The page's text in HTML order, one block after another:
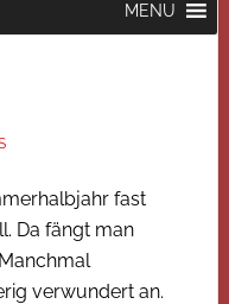
MENU
fast
Da fängt man
verwundert an.